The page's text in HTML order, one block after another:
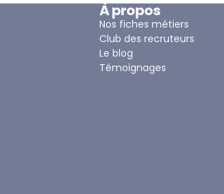
À propos
Nos fiches métiers
Club des recruteurs
Le blog
Témoignages